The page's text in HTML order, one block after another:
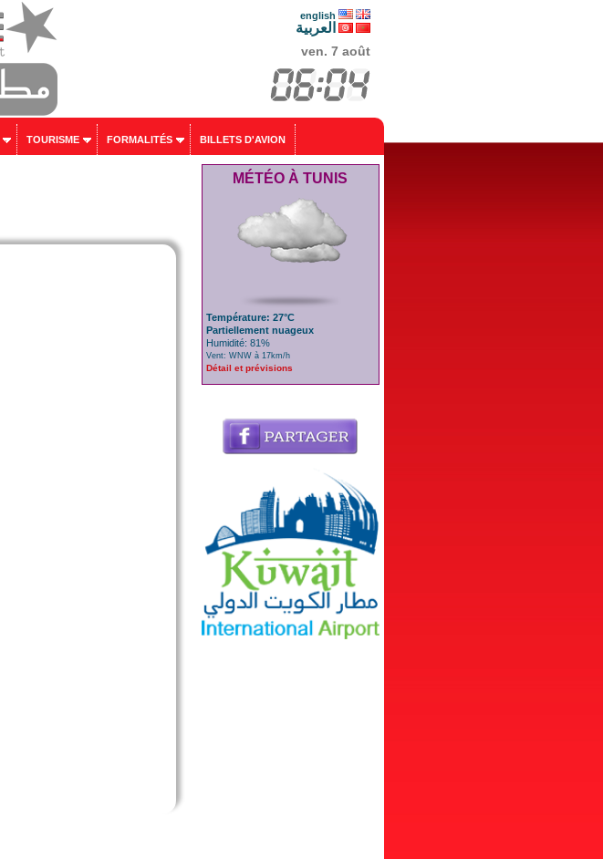
english
العربية
ven. 7 août
TOURISME FORMALITÉS BILLETS D'AVION
MÉTÉO À TUNIS
Température: 27°C
Partiellement nuageux
Humidité: 81%
Vent: WNW à 17km/h
Détail et prévisions